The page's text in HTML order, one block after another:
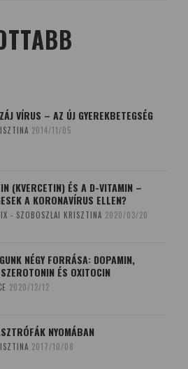
VÍRUS – AZ ÚJ GYEREKBETEGSÉG
2014/11/05
(KVERCETIN) ÉS A D-VITAMIN –
A KORONAVÍRUS ELLEN?
- SZOBOSZLAI KRISZTINA 2020/03/20
NÉGY FORRÁSA: DOPAMIN,
ÉS OXITOCIN
2020/12/12
NYOMÁBAN
2017/10/08